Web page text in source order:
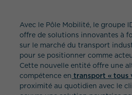
Avec le Pôle Mobilité, le groupe
offre de solutions innovantes à
sur le marché du transport
pour se positionner comme
Cette nouvelle entité offre une
compétence en transport « tous
proximité au quotidien avec le